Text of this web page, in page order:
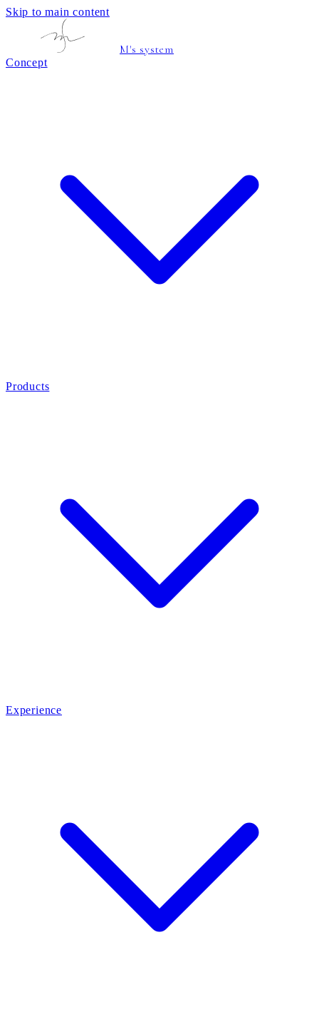
Skip to main content
M's system
Concept
Products
Experience